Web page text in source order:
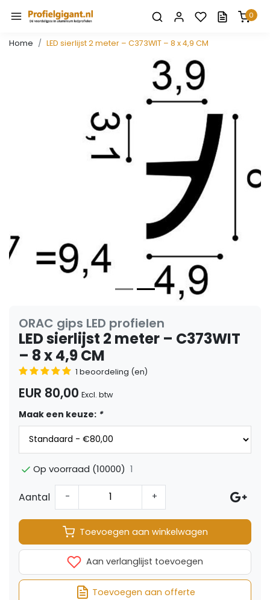
0
Home LED sierlijst 2 meter – C373WIT – 8 x 4,9 CM
ORAC gips LED profielen
LED sierlijst 2 meter – C373WIT
– 8 x 4,9 CM
1 beoordeling (en)
EUR 80,00 Excl. btw
Maak een keuze: *
Op voorraad (10000) 1
Aantal - +
Toevoegen aan winkelwagen
Aan verlanglijst toevoegen
Toevoegen aan offerte